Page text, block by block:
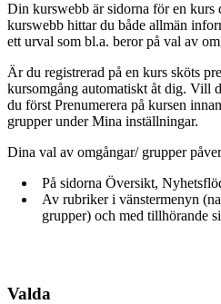
Din kurswebb är sidorna för en kurs
kurswebb hittar du både allmän
ett urval som bl.a. beror på val av
Är du registrerad på en kurs sköts
kursomgång automatiskt åt dig. Vill
du först Prenumerera på kursen
grupper under Mina inställningar.
Dina val av omgångar/ grupper
På sidorna Översikt,
Av rubriker i vänstermenyn
grupper) och med tillhörande
Valda